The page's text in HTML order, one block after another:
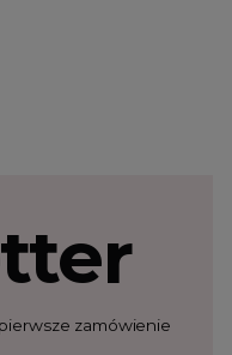
zamówienie